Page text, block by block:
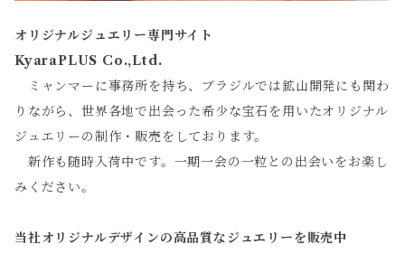
オリジナルジュエリー専門サイト
KyaraPLUS Co.,Ltd.
ミャンマーに事務所を持ち、ブラジルでは鉱山開発にも関わ
りながら、世界各地で出会った希少な宝石を用いたオリジナル
ジュエリーの制作・販売をしております。
新作も随時入荷中です。一期一会の一粒との出会いをお楽し
みください。
当社オリジナルデザインの高品質なジュエリーを販売中